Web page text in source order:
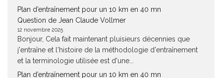
Plan d’entraînement pour un 10 km en 40 mn
Question de Jean Claude Vollmer
12 novembre 2025
Bonjour, Cela fait maintenant pluisieurs décennies que
j'entraîne et l'histoire de la méthodologie d'entraînement
et la terminologie utilisée est d'une...
Plan d’entraînement pour un 10 km en 40 mn